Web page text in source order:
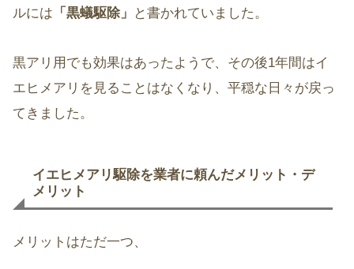
ルには 「黒蟻駆除」 と書かれていました。
黒アリ用でも効果はあったようで、その後1年間はイ
エヒメアリを見ることはなくなり、平穏な日々が戻っ
てきました。
イエヒメアリ駆除を業者に頼んだメリット・デ
メリット
メリットはただ一つ、